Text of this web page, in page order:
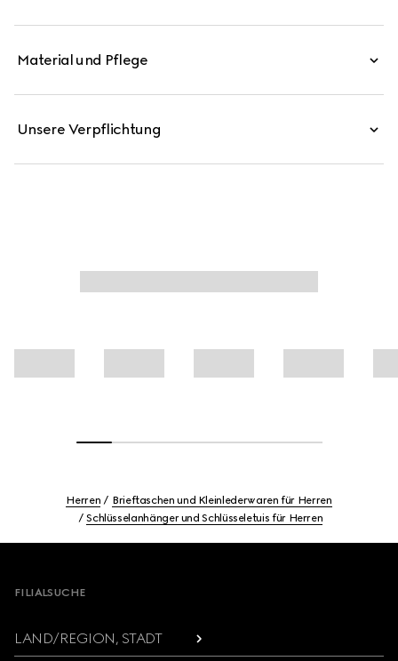
Material und Pflege
Unsere Verpflichtung
Herren
Brieftaschen und Kleinlederwaren für Herren
Schlüsselanhänger und Schlüsseletuis für Herren
FILIALSUCHE
LAND/REGION, STADT